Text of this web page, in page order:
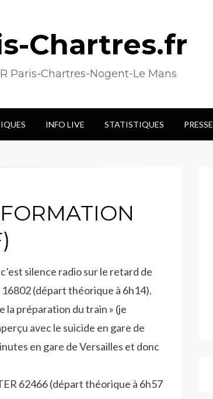
Chartres.fr
Paris-Chartres-Nogent-Le Mans
INFO LIVE STATISTIQUES PRESSE
silence radio sur le retard de
(départ théorique à 6h14).
la préparation du train » (je
avec le suicide en gare de
en gare de Versailles et donc
62466 (départ théorique à 6h57